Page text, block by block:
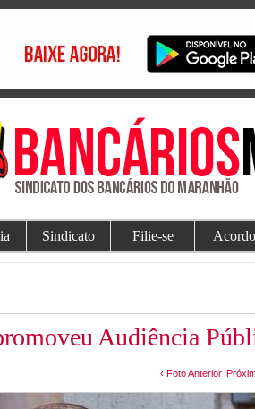
Sindicato Filie-se
Audiência
‹ Foto Anterior